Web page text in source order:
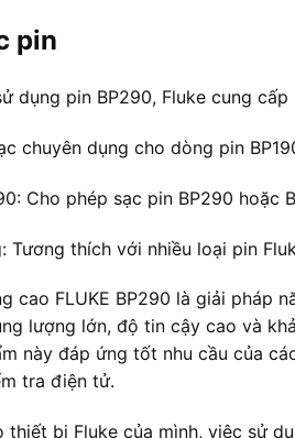
pin
dụng pin BP290, Fluke cung
chuyên dụng cho dòng pin
Cho phép sạc pin BP290 hoặc
Tương thích với nhiều loại pin
cao FLUKE BP290 là giải pháp
lượng lớn, độ tin cậy cao và
này đáp ứng tốt nhu cầu của
tra điện tử.
thiết bị Fluke của mình, việc sử